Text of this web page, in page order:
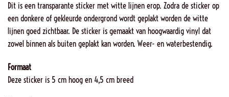
Dit is een transparante sticker met witte lijnen erop. Zodra de sticker op
een donkere of gekleurde ondergrond wordt geplakt worden de witte
lijnen goed zichtbaar. De sticker is gemaakt van hoogwaardig vinyl dat
zowel binnen als buiten geplakt kan worden. Weer- en waterbestendig.
Formaat
Deze sticker is 5 cm hoog en 4,5 cm breed